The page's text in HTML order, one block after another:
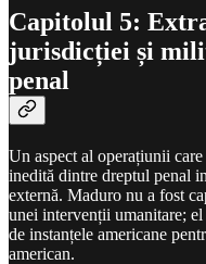
Capitolul 5:
jurisdicției și
penal
Un aspect al operațiunii
inedită dintre dreptul penal
externă. Maduro nu a fost
unei intervenții umanitare;
de instanțele americane
american.